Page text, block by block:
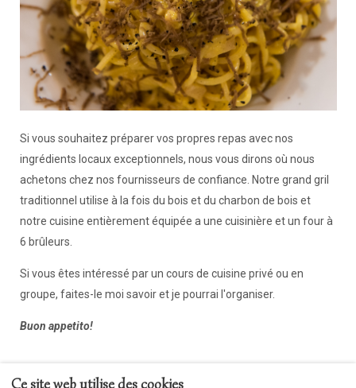
Si vous souhaitez préparer vos propres repas avec nos
ingrédients locaux exceptionnels, nous vous dirons où nous
achetons chez nos fournisseurs de confiance. Notre grand gril
traditionnel utilise à la fois du bois et du charbon de bois et
notre cuisine entièrement équipée a une cuisinière et un four à
6 brûleurs.
Si vous êtes intéressé par un cours de cuisine privé ou en
groupe, faites-le moi savoir et je pourrai l'organiser.
Buon appetito!
Ce site web utilise des cookies